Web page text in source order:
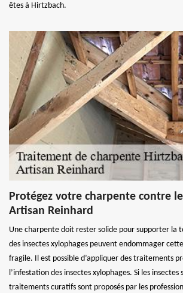
êtes à Hirtzbach.
Protégez votre charpente contre
Artisan Reinhard
Une charpente doit rester solide pour supporter la
des insectes xylophages peuvent endommager
fragile. Il est possible d’appliquer des traitements
l’infestation des insectes xylophages. Si les
traitements curatifs sont proposés par les